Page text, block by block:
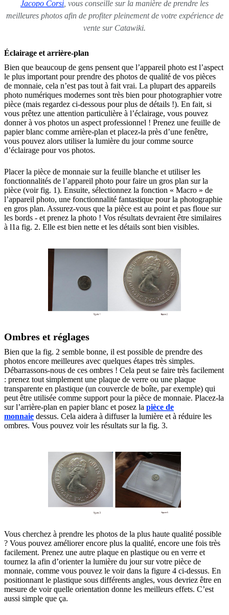
Jacopo Corsi , vous conseille sur la manière de prendre les
meilleures photos afin de profiter pleinement de votre expérience de
vente sur Catawiki.
Éclairage et arrière-plan
Bien que beaucoup de gens pensent que l’appareil photo est l’aspect
le plus important pour prendre des photos de qualité de vos pièces
de monnaie, cela n’est pas tout à fait vrai. La plupart des appareils
photo numériques modernes sont très bien pour photographier votre
pièce (mais regardez ci-dessous pour plus de détails !). En fait, si
vous prêtez une attention particulière à l’éclairage, vous pouvez
donner à vos photos un aspect professionnel ! Prenez une feuille de
papier blanc comme arrière-plan et placez-la près d’une fenêtre,
vous pouvez alors utiliser la lumière du jour comme source
d’éclairage pour vos photos.
Placer la pièce de monnaie sur la feuille blanche et utiliser les
fonctionnalités de l’appareil photo pour faire un gros plan sur la
pièce (voir fig. 1). Ensuite, sélectionnez la fonction « Macro » de
l’appareil photo, une fonctionnalité fantastique pour la photographie
en gros plan. Assurez-vous que la pièce est au point et pas floue sur
les bords - et prenez la photo ! Vos résultats devraient être similaires
à l1a fig. 2. Elle est bien nette et les détails sont bien visibles.
Ombres et réglages
Bien que la fig. 2 semble bonne, il est possible de prendre des
photos encore meilleures avec quelques étapes très simples.
Débarrassons-nous de ces ombres ! Cela peut se faire très facilement
: prenez tout simplement une plaque de verre ou une plaque
transparente en plastique (un couvercle de boîte, par exemple) qui
peut être utilisée comme support pour la pièce de monnaie. Placez-la
sur l’arrière-plan en papier blanc et posez la pièce de
monnaie dessus. Cela aidera à diffuser la lumière et à réduire les
ombres. Vous pouvez voir les résultats sur la fig. 3.
Vous cherchez à prendre les photos de la plus haute qualité possible
? Vous pouvez améliorer encore plus la qualité, encore une fois très
facilement. Prenez une autre plaque en plastique ou en verre et
tournez la afin d’orienter la lumière du jour sur votre pièce de
monnaie, comme vous pouvez le voir dans la figure 4 ci-dessus. En
positionnant le plastique sous différents angles, vous devriez être en
mesure de voir quelle orientation donne les meilleurs effets. C’est
aussi simple que ça.